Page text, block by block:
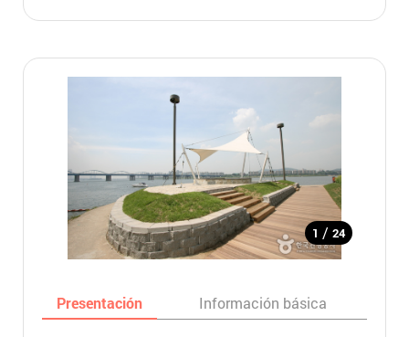
1 / 24
Presentación Información básica